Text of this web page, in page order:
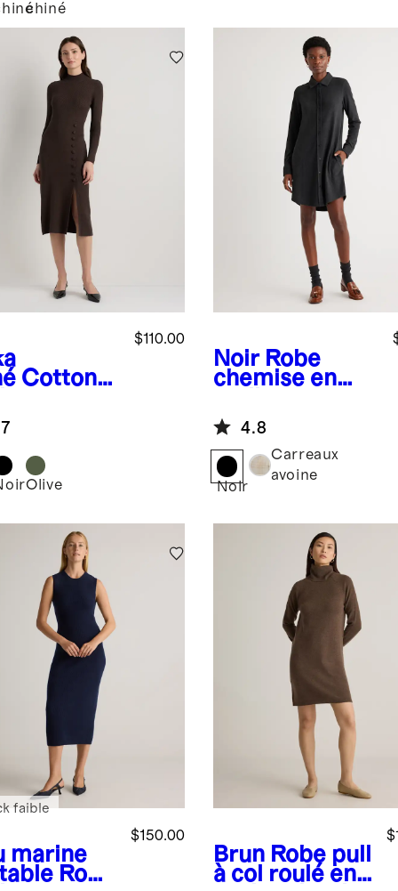
chiné
Cotton
Slit Midi
$110.00
Olive
Noir Robe
chemise en
extensible
4.8
Noir
Carreaux
avoine
marine
Robe
$150.00
faible
Brun Robe pull
à col roulé en